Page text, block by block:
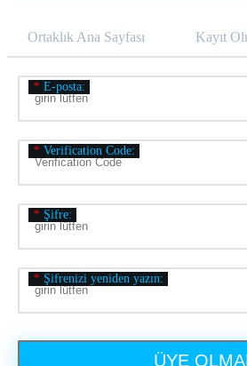
Ortaklık Ana Sayfası Kayıt
* E-posta:
* Verification Code:
* Şifre:
* Şifrenizi yeniden yazın:
ÜYE